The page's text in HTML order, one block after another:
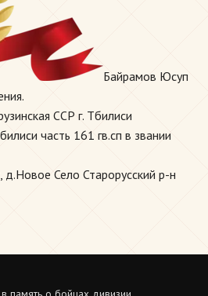
Байрамов Юсуп
ССР г. Тбилиси
часть 161 гв.сп в звании
Село Старорусский р-н